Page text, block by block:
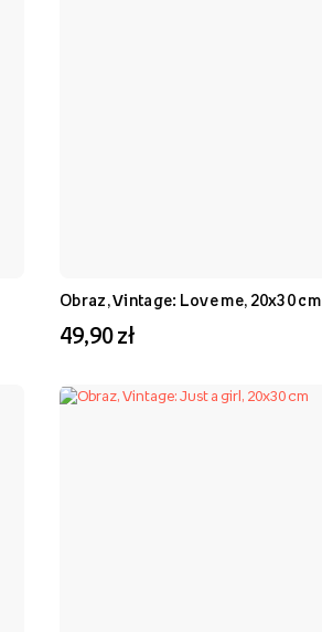
Obraz, Vintage: Love me, 20x30 cm
49,90 zł